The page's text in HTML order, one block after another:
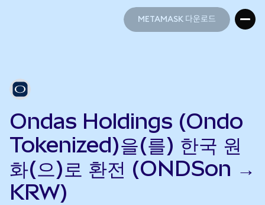
METAMASK 다운로드
Ondas Holdings (Ondo
Tokenized)을(를) 한국 원
화(으)로 환전 (ONDSon →
KRW)